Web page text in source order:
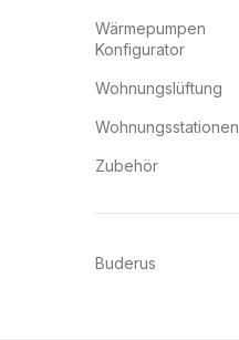
Wärmepumpen
Konfigurator
Wohnungslüftung
Wohnungsstationen
Zubehör
Buderus